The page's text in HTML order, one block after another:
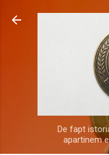
Treceți
De fapt
apartinem